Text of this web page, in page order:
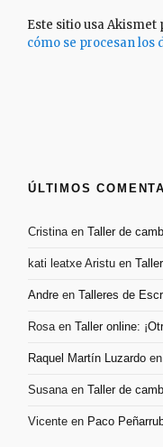
Este sitio usa
cómo se procesan los
ÚLTIMOS
Cristinaen Taller de
kati leatxe Aristu en
Andre en Talleres de
Rosaen Taller online:
Raquel Martín Luzardo en
Susanaen Taller de
Vicente en Paco